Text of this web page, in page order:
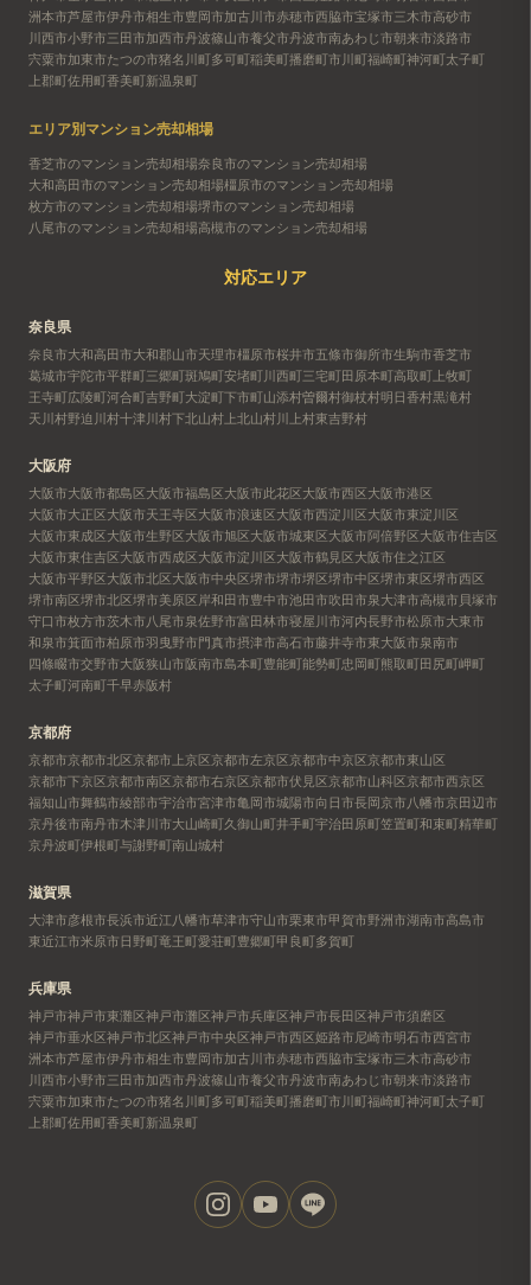
洲本市芦屋市伊丹市相生市豊岡市加古川市赤穂市西脇市宝塚市三木市高砂市
川西市小野市三田市加西市丹波篠山市養父市丹波市南あわじ市朝来市淡路市
宍粟市加東市たつの市猪名川町多可町稲美町播磨町市川町福崎町神河町太子町
上郡町佐用町香美町新温泉町
エリア別マンション売却相場
香芝市のマンション売却相場奈良市のマンション売却相場
大和高田市のマンション売却相場橿原市のマンション売却相場
枚方市のマンション売却相場堺市のマンション売却相場
八尾市のマンション売却相場高槻市のマンション売却相場
対応エリア
奈良県
奈良市大和高田市大和郡山市天理市橿原市桜井市五條市御所市生駒市香芝市
葛城市宇陀市平群町三郷町斑鳩町安堵町川西町三宅町田原本町高取町 上牧町
王寺町広陵町河合町吉野町大淀町下市町山添村曽爾村御杖村明日香村黒滝村
天川村野迫川村十津川村下北山村 上北山村川上村東吉野村
大阪府
大阪市大阪市都島区大阪市福島区大阪市此花区大阪市西区大阪市港区
大阪市大正区大阪市天王寺区大阪市浪速区大阪市西淀川区大阪市東淀川区
大阪市東成区大阪市生野区大阪市旭区大阪市城東区大阪市阿倍野区大阪市住吉区
大阪市東住吉区大阪市西成区大阪市淀川区大阪市鶴見区大阪市住之江区
大阪市平野区大阪市北区大阪市中央区堺市堺市堺区堺市中区堺市東区堺市西区
堺市南区堺市北区堺市美原区岸和田市豊中市池田市吹田市泉大津市高槻市 貝塚市
守口市枚方市茨木市八尾市泉佐野市富田林市寝屋川市河内長野市松原市大東市
和泉市箕面市柏原市羽曳野市門真市摂津市高石市藤井寺市東大阪市泉南市
四條畷市交野市大阪狭山市阪南市島本町豊能町能勢町忠岡町熊取町田尻町岬町
太子町河南町千早赤阪村
京都府
京都市京都市北区京都市上京区京都市左京区京都市中京区京都市東山区
京都市下京区京都市南区京都市右京区京都市伏見区京都市山科区京都市西京区
福知山市舞鶴市綾部市宇治市宮津市亀岡市城陽市向日市長岡京市八幡市京田辺市
京丹後市南丹市木津川市大山崎町久御山町井手町宇治田原町笠置町和束町精華町
京丹波町伊根町与謝野町南山城村
滋賀県
大津市彦根市長浜市近江八幡市草津市守山市栗東市甲賀市野洲市湖南市高島市
東近江市米原市日野町竜王町愛荘町豊郷町甲良町多賀町
兵庫県
神戸市神戸市東灘区神戸市灘区神戸市兵庫区神戸市長田区神戸市須磨区
神戸市垂水区神戸市北区神戸市中央区神戸市西区姫路市尼崎市明石市西宮市
洲本市芦屋市伊丹市相生市豊岡市加古川市赤穂市西脇市宝塚市三木市高砂市
川西市小野市三田市加西市丹波篠山市養父市丹波市南あわじ市朝来市淡路市
宍粟市加東市たつの市猪名川町多可町稲美町播磨町市川町福崎町神河町太子町
上郡町佐用町香美町新温泉町